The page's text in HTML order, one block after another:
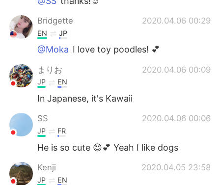
Bridgette 2020.04.06 00:29
EN JP
@Moka I love toy poodles! 💕
まりお 2020.04.06 00:09
JP EN
In Japanese, it's Kawaii
SS 2020.04.06 00:06
JP FR
He is so cute 😍💕 Yeah I like dogs
Kenji 2020.04.05 23:58
JP EN